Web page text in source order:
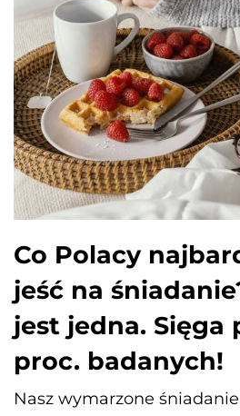
Co Polacy
jeść na
jest jedna. Sięga
proc. badanych!
Nasz wymarzone